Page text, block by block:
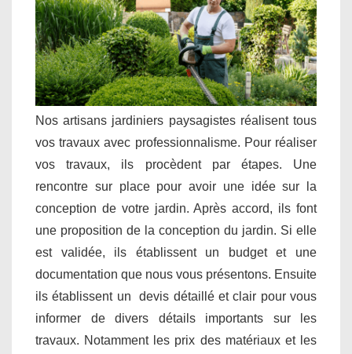
Nos artisans jardiniers paysagistes réalisent tous
vos travaux avec professionnalisme. Pour réaliser
vos travaux, ils procèdent par étapes. Une
rencontre sur place pour avoir une idée sur la
conception de votre jardin. Après accord, ils font
une proposition de la conception du jardin. Si elle
est validée, ils établissent un budget et une
documentation que nous vous présentons. Ensuite
ils établissent un devis détaillé et clair pour vous
informer de divers détails importants sur les
travaux. Notamment les prix des matériaux et les